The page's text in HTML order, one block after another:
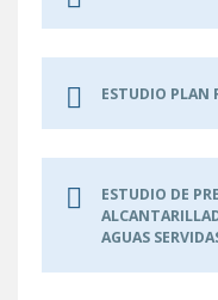
ESTUDIO PLAN
ESTUDIO DE
AGUAS